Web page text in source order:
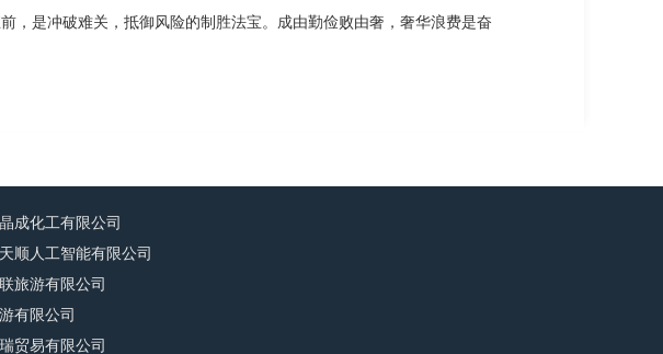
，是冲破难关，抵御风险的制胜法宝。成由勤俭败由奢，奢华浪费是奋
成化工有限公司
顺人工智能有限公司
旅游有限公司
有限公司
贸易有限公司